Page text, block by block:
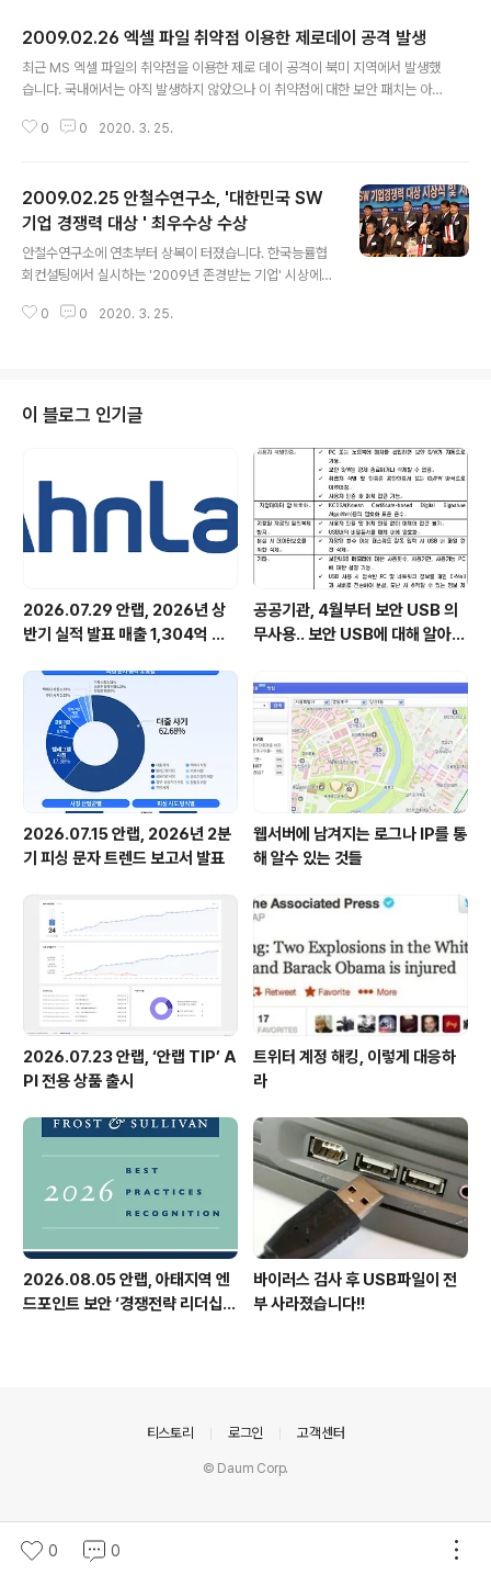
2009.02.26 엑셀 파일 취약점 이용한 제로데이 공격 발생
최근 MS 엑셀 파일의 취약점을 이용한 제로 데이 공격이 북미 지역에서 발생했
습니다. 국내에서는 아직 발생하지 않았으나 이 취약점에 대한 보안 패치는 아
난 2월 24일부터 북미 지역에서 유포되기 시작했습니다. 일부 단체의 구성원에
셀 파일을 실행하면 Inject.21504.O, Agent.20314.C, Deludru.33280, I
nject.21504.Q, Renos.59904 등의 악성코드가 생성됩니다. 이후에 특정
시스템으로 접속을 시도합니다. 접속 후에는 또 다른 악성코드..
0 0 2020. 3. 25.
2009.02.25 안철수연구소, '대한민국 SW
기업 경쟁력 대상 ' 최우수상 수상
안철수연구소에 연초부터 상복이 터졌습니다. 한국능률협
회컨설팅에서 실시하는 '2009년 존경받는 기업' 시상에서
이번 조사는 한국능률협회컨설팅이 지난해 9월부터 3개월
업을 선정하고 있습니다. 또한 지난 24일에는 안철수연구
소가 전자신문사와 한국소프트웨어산업협회·연세대 기업
정보화연구센터가 공동으로 주최하고 지식경제부가 후원
하는 ‘제8회 대한민국 SW 기업 경쟁력 대상’에서 최우수
상과 SW사업자경영상을 동시에 수상하기도 했습니다. 앞
으로도 안철수연구소는 기업의 존재 이유처럼 "끊임없는..
0 0 2020. 3. 25.
이 블로그 인기글
2026.07.29 안랩, 2026년 상
반기 실적 발표 매출 1,304억 원,
공공기관, 4월부터 보안 USB 의
무사용.. 보안 USB에 대해 알아봅
2026.07.15 안랩, 2026년 2분
기 피싱 문자 트렌드 보고서 발표
웹서버에 남겨지는 로그나 IP를 통
해 알수 있는 것들
2026.07.23 안랩, ‘안랩 TIP’ A
PI 전용 상품 출시
트위터 계정 해킹, 이렇게 대응하
라
2026.08.05 안랩, 아태지역 엔
드포인트 보안 ‘경쟁전략 리더십’
바이러스 검사 후 USB파일이 전
부 사라졌습니다!!
0 0
티스토리 로그인 고객센터
© Daum Corp.